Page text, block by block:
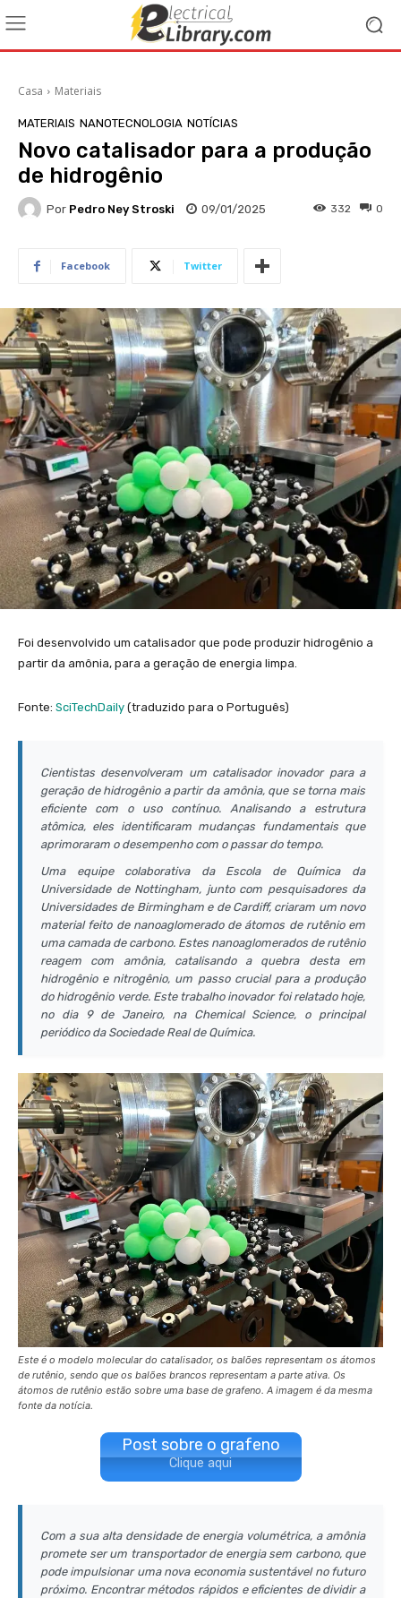
Casa Materiais
MATERIAIS NANOTECNOLOGIA NOTÍCIAS
Novo catalisador para a produção
de hidrogênio
Por Pedro Ney Stroski 09/01/2025 0
332
Facebook Twitter
Foi desenvolvido um catalisador que pode produzir hidrogênio a
partir da amônia, para a geração de energia limpa.
Fonte: SciTechDaily (traduzido para o Português)
Cientistas desenvolveram um catalisador inovador para a
geração de hidrogênio a partir da amônia, que se torna mais
eficiente com o uso contínuo. Analisando a estrutura
atômica, eles identificaram mudanças fundamentais que
aprimoraram o desempenho com o passar do tempo.
Uma equipe colaborativa da Escola de Química da
Universidade de Nottingham, junto com pesquisadores da
Universidades de Birmingham e de Cardiff, criaram um novo
material feito de nanoaglomerado de átomos de rutênio em
uma camada de carbono. Estes nanoaglomerados de rutênio
reagem com amônia, catalisando a quebra desta em
hidrogênio e nitrogênio, um passo crucial para a produção
do hidrogênio verde. Este trabalho inovador foi relatado hoje,
no dia 9 de Janeiro, na Chemical Science, o principal
periódico da Sociedade Real de Química.
Este é o modelo molecular do catalisador, os balões representam os átomos
de rutênio, sendo que os balões brancos representam a parte ativa. Os
átomos de rutênio estão sobre uma base de grafeno. A imagem é da mesma
fonte da notícia.
Post sobre o grafeno
Clique aqui
Com a sua alta densidade de energia volumétrica, a amônia
promete ser um transportador de energia sem carbono, que
pode impulsionar uma nova economia sustentável no futuro
próximo. Encontrar métodos rápidos e eficientes de dividir a